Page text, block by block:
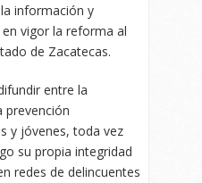
información y
vigor la reforma al
de Zacatecas.
entre la
prevención
y jóvenes, toda vez
su propia integridad
redes de delincuentes